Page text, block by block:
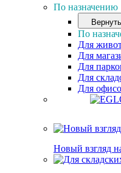
По назначению
По
Для
Для
Для
Для
Для
Новый взгляд